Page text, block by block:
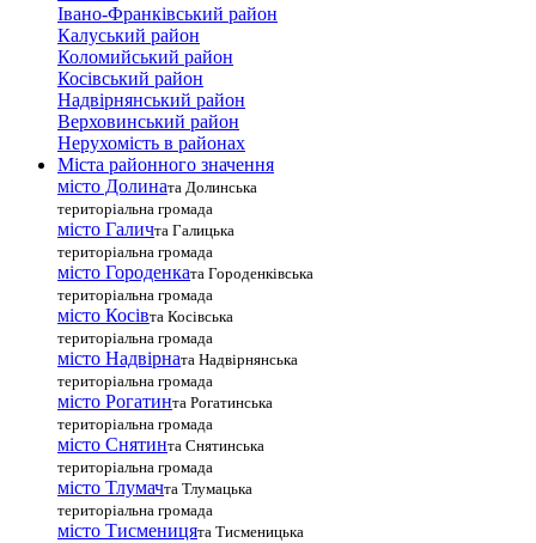
Івано-Франківський район
Калуський район
Коломийський район
Косівський район
Надвірнянський район
Верховинський район
Нерухомість в районах
Міста районного значення
місто Долината Долинська
територіальна громада
місто Галичта Галицька
територіальна громада
місто Городенката Городенківська
територіальна громада
місто Косівта Косівська
територіальна громада
місто Надвірната Надвірнянська
територіальна громада
місто Рогатинта Рогатинська
територіальна громада
місто Снятинта Снятинська
територіальна громада
місто Тлумачта Тлумацька
територіальна громада
місто Тисменицята Тисменицька